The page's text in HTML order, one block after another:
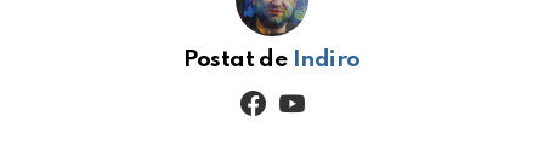
Postat de Indiro